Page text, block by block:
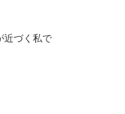
近づく私で